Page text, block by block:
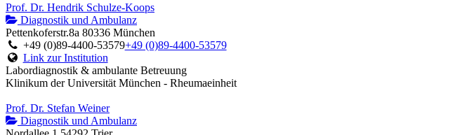
Prof. Dr. Hendrik Schulze-Koops
Diagnostik und Ambulanz
Pettenkoferstr.8a 80336 München
+49 (0)89-4400-53579+49 (0)89-4400-53579
Link zur Institution
Labordiagnostik & ambulante Betreuung
Klinikum der Universität München - Rheumaeinheit
Prof. Dr. Stefan Weiner
Diagnostik und Ambulanz